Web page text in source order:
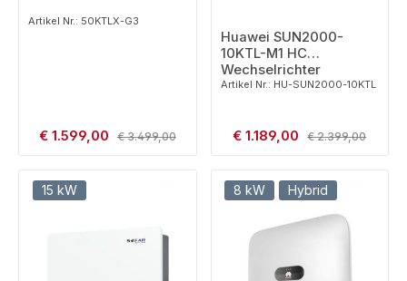
Artikel Nr.: 50KTLX-G3
Verkaufspreis:
€ 1.599,00 Regulärer Preis:
€ 3.499,00
Huawei SUN2000-
10KTL-M1 HC
Wechselrichter
Artikel Nr.: HU-SUN2000-10KTL
Verkaufspreis:
€ 1.189,00 Regulärer Preis:
€ 2.399,00
15 kW 8 kW Hybrid